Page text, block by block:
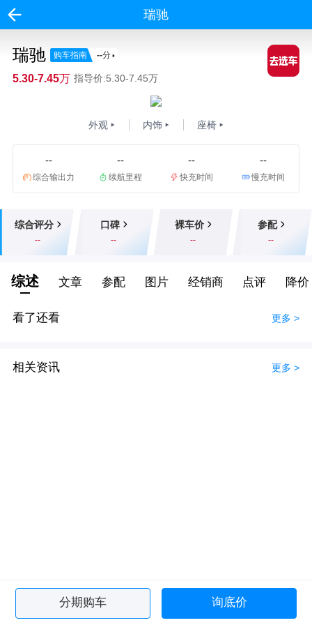
瑞驰
瑞驰 购车指南 --分
5.30-7.45万 指导价:5.30-7.45万
外观 内饰 座椅
--
综合输出力
--
续航里程
--
快充时间
--
慢充时间
综合评分
--
口碑
--
裸车价
--
参配
--
综述 文章 参配 图片 经销商 点评 降价
看了还看 更多 >
相关资讯 更多 >
分期购车 询底价